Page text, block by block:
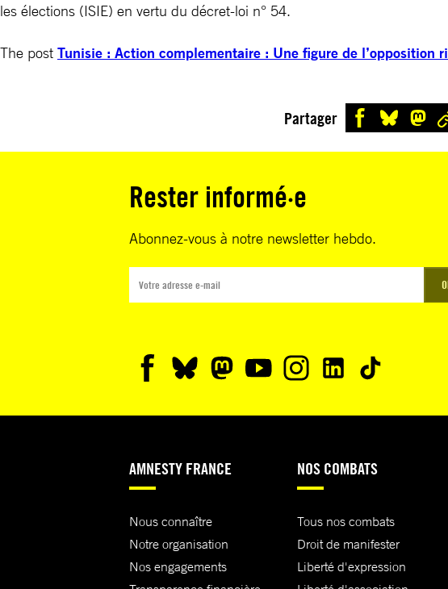
les élections (ISIE) en vertu du décret-loi n° 54.
The post Tunisie : Action complementaire : Une figure de l’opposition
Partager
Rester informé·e
Abonnez-vous à notre newsletter hebdo.
AMNESTY FRANCE
Nous connaître
Notre organisation
Nos engagements
NOS COMBATS
Tous nos combats
Droit de manifester
Liberté d'expression